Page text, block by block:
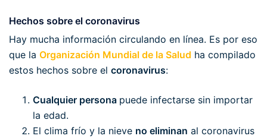
Hechos sobre el coronavirus
Hay mucha información circulando en línea. Es por eso
que la Organización Mundial de la Salud ha compilado
estos hechos sobre el coronavirus:
Cualquier persona puede infectarse sin importar
la edad.
El clima frío y la nieve no eliminan al coronavirus